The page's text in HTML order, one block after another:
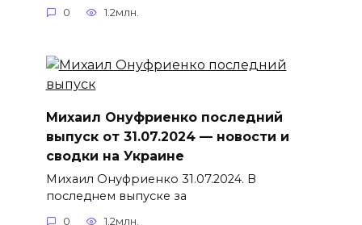
0 1.2млн.
Михаил Онуфриенко последний
выпуск от 31.07.2024 — новости и
сводки на Украине
Михаил Онуфриенко 31.07.2024. В
последнем выпуске за
0 1.2млн.